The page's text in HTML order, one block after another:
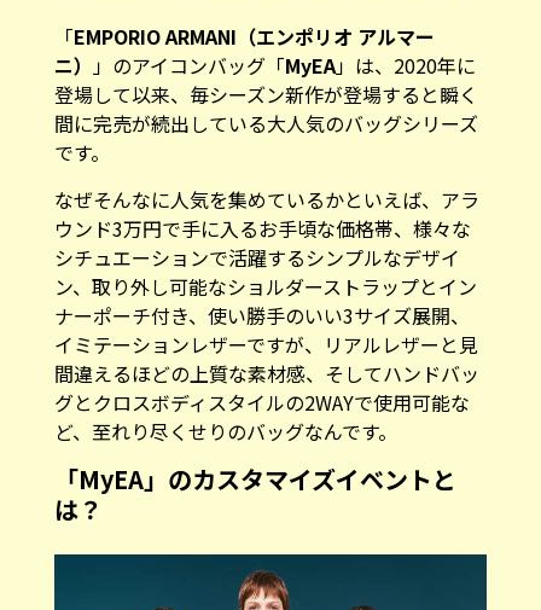
「EMPORIO ARMANI（エンポリオ アルマー
ニ）
」のアイコンバッグ「MyEA」は、2020年に
登場して以来、毎シーズン新作が登場すると瞬く
間に完売が続出している大人気のバッグシリーズ
です。
なぜそんなに人気を集めているかといえば、アラ
ウンド3万円で手に入るお手頃な価格帯、様々な
シチュエーションで活躍するシンプルなデザイ
ン、取り外し可能なショルダーストラップとイン
ナーポーチ付き、使い勝手のいい3サイズ展開、
イミテーションレザーですが、リアルレザーと見
間違えるほどの上質な素材感、そしてハンドバッ
グとクロスボディスタイルの2WAYで使用可能な
ど、至れり尽くせりのバッグなんです。
「MyEA」のカスタマイズイベントと
は？